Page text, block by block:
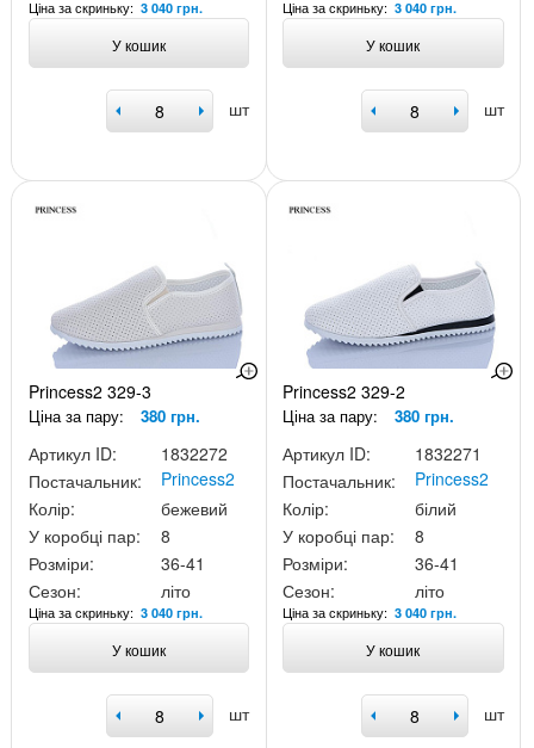
Ціна за скриньку: 3 040 грн.
У кошик
шт
Ціна за скриньку:3 040 грн.
У кошик
шт
Princess2 329-3
Ціна за пару: 380 грн.
Артикул ID:
1832272
Постачальник:
Princess2
Колір:
бежевий
У коробці пар:
8
Розміри:
36-41
Сезон:
літо
Ціна за скриньку: 3 040 грн.
У кошик
шт
Princess2 329-2
Ціна за пару: 380 грн.
Артикул ID:
1832271
Постачальник:
Princess2
Колір:
білий
У коробці пар:
8
Розміри:
36-41
Сезон:
літо
Ціна за скриньку:3 040 грн.
У кошик
шт